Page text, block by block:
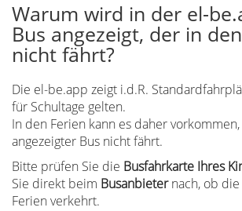
Warum wird in der el-
Bus angezeigt, der in
nicht fährt?
Die el-be.app zeigt i.d.R.
für Schultage gelten.
In den Ferien kann es daher
angezeigter Bus nicht fährt.
Bitte prüfen Sie die Busfahrkarte Ihres
Sie direkt beim Busanbieternach, ob
Ferien verkehrt.